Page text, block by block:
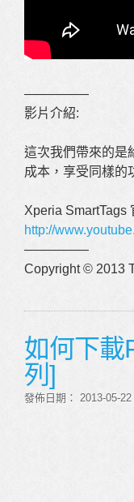
—————
影片介紹:
這次我們帶來的是
成本，享受同樣的
Xperia SmartTags
http://
—————
Copyright © 2013
如何下載
列]
發佈日期： 2013-05-